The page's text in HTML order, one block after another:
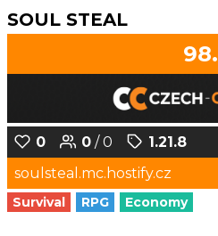
SOUL STEAL
98.
0 0 / 0
1.21.8
soulsteal.mc.hostify.cz
Survival RPG Economy